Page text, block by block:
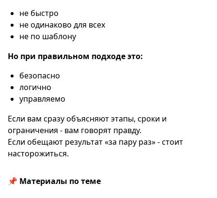
не быстро
не одинаково для всех
не по шаблону
Но при правильном подходе это:
безопасно
логично
управляемо
Если вам сразу объясняют этапы, сроки и
ограничения - вам говорят правду.
Если обещают результат «за пару раз» - стоит
насторожиться.
📌 Материалы по теме